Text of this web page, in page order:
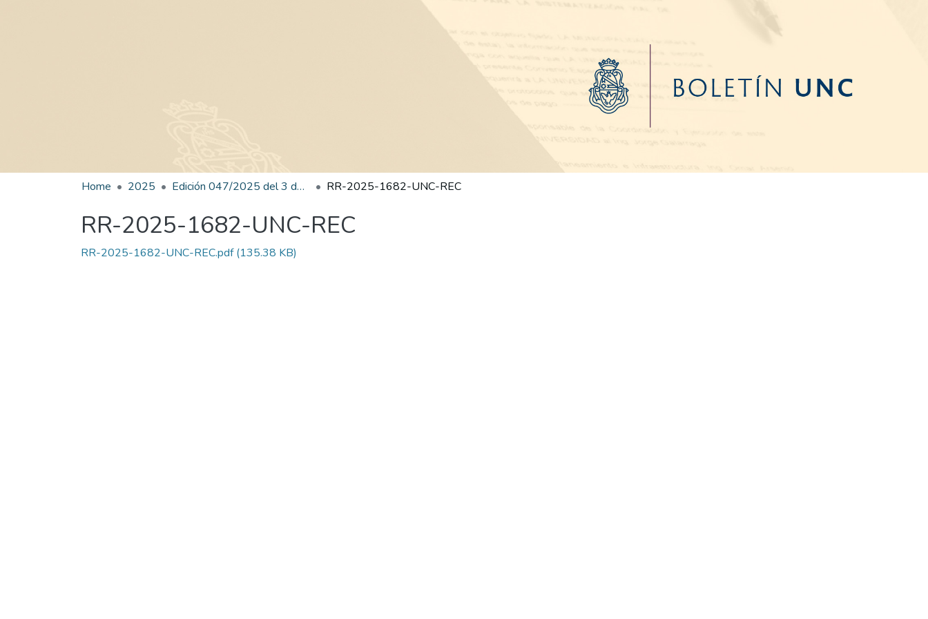
Home 2025 Edición 047/2025 del 3 de septiembre de 2025 RR-2025-1682-UNC-REC
RR-2025-1682-UNC-REC
RR-2025-1682-UNC-REC.pdf(135.38 KB)